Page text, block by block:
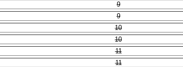
9
9
10
10
11
11